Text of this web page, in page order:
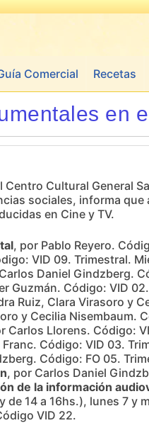
Comercial Recetas
en
Cultural General
sociales, informa
en Cine y TV.
, por Pablo Reyero.
VID 09. Trimestral.
Daniel Gindzberg.
Guzmán. Código: VID
Ruiz, Clara Virasoro y
y Cecilia Nisembaum.
Carlos Llorens. Código:
Código: VID 03.
Código: FO 05.
, por Carlos Daniel
de la información
de 14 a 16hs.), lunes 7 y
VID 22.